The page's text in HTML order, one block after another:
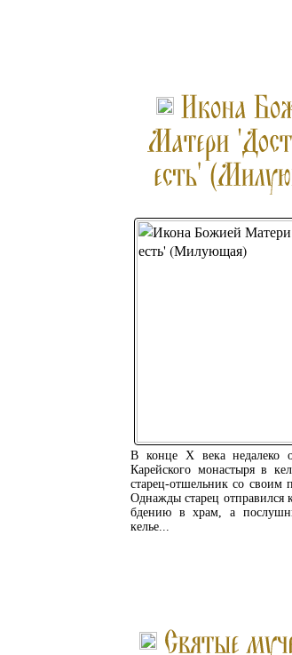
В конце Х века недалеко
Карейского монастыря в
старец-отшельник со своим
Однажды старец отправился
бдению в храм, а
келье...